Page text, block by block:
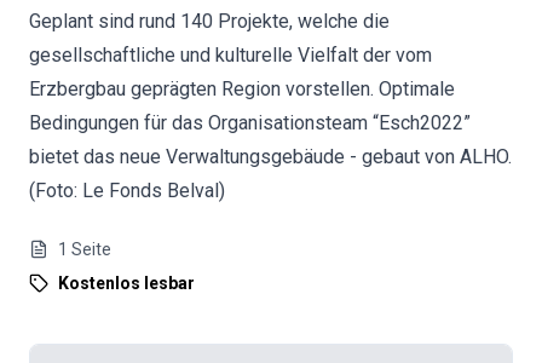
Geplant sind rund 140 Projekte, welche die
gesellschaftliche und kulturelle Vielfalt der vom
Erzbergbau geprägten Region vorstellen. Optimale
Bedingungen für das Organisationsteam “Esch2022”
bietet das neue Verwaltungsgebäude - gebaut von ALHO.
(Foto: Le Fonds Belval)
1 Seite
Kostenlos lesbar